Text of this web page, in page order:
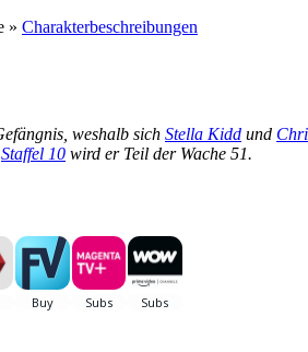
» Charakterbeschreibungen
weshalb sich Stella Kidd und
Staffel 10 wird er Teil der Wache 51.